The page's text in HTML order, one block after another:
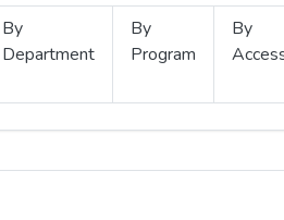
By
Department
By
Program
By